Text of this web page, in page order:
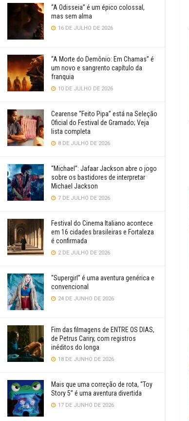
“A Odisseia” é um épico colossal,
mas sem alma
16 DE JULHO DE 2026
“A Morte do Demônio: Em Chamas” é
um novo e sangrento capítulo da
franquia
10 DE JULHO DE 2026
Cearense “Feito Pipa” está na Seleção
Oficial do Festival de Gramado; Veja
lista completa
8 DE JULHO DE 2026
“Michael”: Jafaar Jackson abre o jogo
sobre os bastidores de interpretar
Michael Jackson
7 DE JULHO DE 2026
Festival do Cinema Italiano acontece
em 16 cidades brasileiras e Fortaleza
é confirmada
2 DE JULHO DE 2026
“Supergirl” é uma aventura genérica e
convencional
24 DE JUNHO DE 2026
Fim das filmagens de ENTRE OS DIAS,
de Petrus Cariry, com registros
inéditos do longa
18 DE JUNHO DE 2026
Mais que uma correção de rota, “Toy
Story 5” é uma aventura divertida
17 DE JUNHO DE 2026